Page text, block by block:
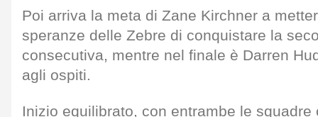
Poi arriva la meta di Zane Kirchner a
speranze delle Zebre di conquistare la
consecutiva, mentre nel finale è Darren
agli ospiti.
Inizio equilibrato, con entrambe le